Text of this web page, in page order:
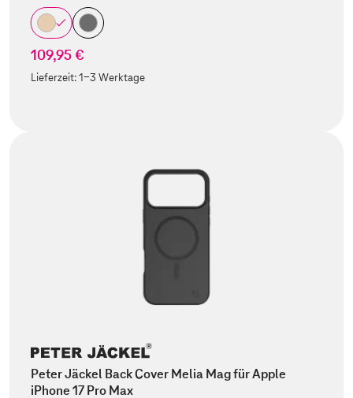
109,95 €
Lieferzeit:1-3 Werktage
Peter Jäckel Back Cover Melia Mag für Apple
iPhone 17 Pro Max